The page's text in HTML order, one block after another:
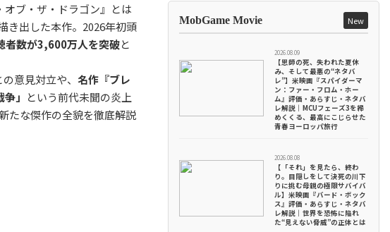
オブ・ザ・ドラゴン』とは
き出した本作。2026年初頭
者数が3,600万人を突破と
意見対立や、 名作『ブレ
」 という前代未聞の炎上
たな傑作の全貌を徹底解説
MobGame Movie New
2026.08.09
【恩師の死、失われた夏休
み、そして最悪の“ネタバ
レ”】米映画『スパイダーマ
ン：ファー・フロム・ホー
ム』評価・あらすじ・ネタバ
レ解説｜MCUフェーズ3を締
めくくる、最高にこじらせた
青春ヨーロッパ旅行
2026.08.08
【「それ」を見たら、終わ
り。目隠しをして決死の川下
りに挑む母親の極限サバイバ
ル】米映画『バード・ボック
ス』評価・あらすじ・ネタバ
レ解説｜世界を恐怖に陥れ
た“見えない脅威”の正体とは